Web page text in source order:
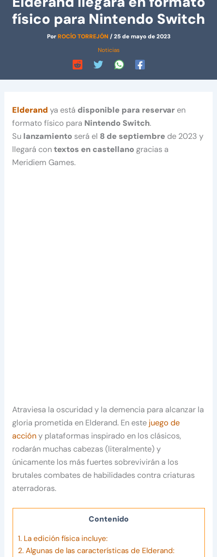
físico para Nintendo Switch
PorROCÍO TORREJÓN /25 de mayo de 2023
Noticias
Elderand ya está disponible para reservar en
formato físico para Nintendo Switch.
Su lanzamiento será el 8 de septiembre de 2023 y
llegará contextos en castellanogracias a
Meridiem Games.
Atraviesa la oscuridad y la demencia para alcanzar la
gloria prometida en Elderand. En este juego de
accióny plataformas inspirado en los clásicos,
rodarán muchas cabezas (literalmente) y
únicamente los más fuertes sobrevivirán a los
brutales combates de habilidades contra criaturas
aterradoras.
Contenido
1.La edición física incluye:
2.Algunas de las características de Elderand: